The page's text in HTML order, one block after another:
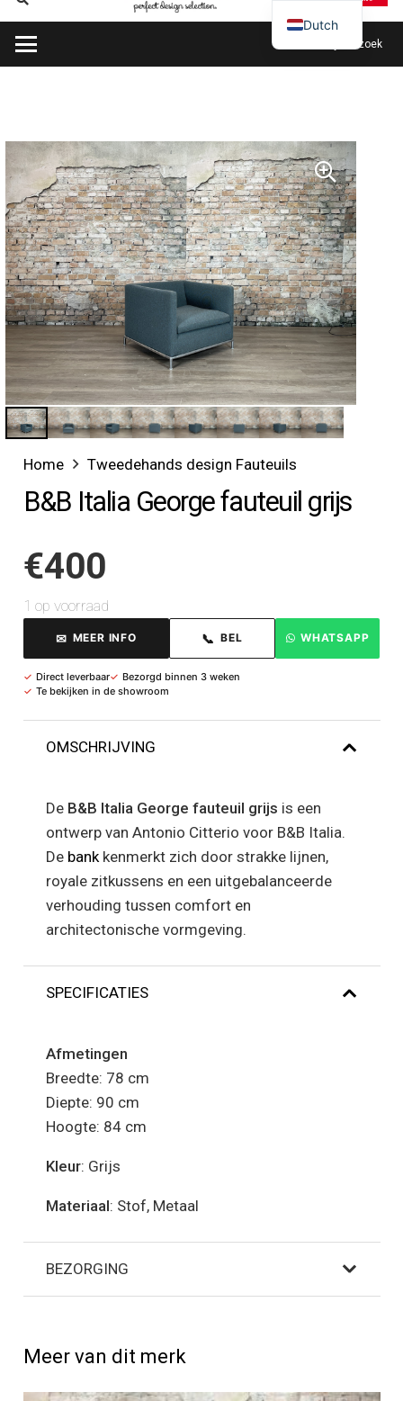
Plan mijn bezoek
Home Tweedehands design Fauteuils
B&B Italia George fauteuil grijs
€400
1 op voorraad
✉ MEER INFO 📞 BEL WHATSAPP
✓ Direct leverbaar✓ Bezorgd binnen 3 weken
✓ Te bekijken in de showroom
OMSCHRIJVING
De B&B Italia George fauteuil grijs is een
ontwerp van Antonio Citterio voor B&B Italia.
De bankkenmerkt zich door strakke lijnen,
royale zitkussens en een uitgebalanceerde
verhouding tussen comfort en
architectonische vormgeving.
SPECIFICATIES
Afmetingen
Breedte: 78 cm
Diepte: 90 cm
Hoogte: 84 cm
Kleur: Grijs
Materiaal: Stof, Metaal
BEZORGING
Meer van dit merk
Dutch